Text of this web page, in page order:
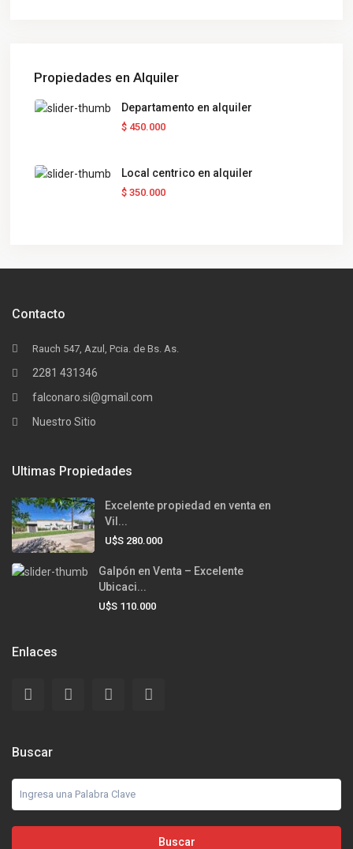
Propiedades en Alquiler
Departamento en alquiler
$ 450.000
Local centrico en alquiler
$ 350.000
Contacto
Rauch 547, Azul, Pcia. de Bs. As.
2281 431346
falconaro.si@gmail.com
Nuestro Sitio
Ultimas Propiedades
Excelente propiedad en venta en
Vil...
U$S 280.000
Galpón en Venta – Excelente
Ubicaci...
U$S 110.000
Enlaces
Buscar
Buscar